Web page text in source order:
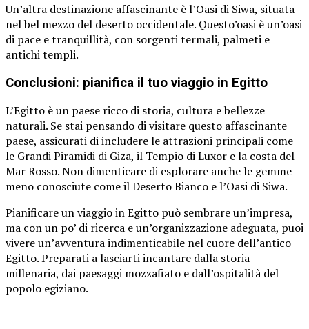
Un’altra destinazione affascinante è l’Oasi di Siwa, situata
nel bel mezzo del deserto occidentale. Questo’oasi è un’oasi
di pace e tranquillità, con sorgenti termali, palmeti e
antichi templi.
Conclusioni: pianifica il tuo viaggio in Egitto
L’Egitto è un paese ricco di storia, cultura e bellezze
naturali. Se stai pensando di visitare questo affascinante
paese, assicurati di includere le attrazioni principali come
le Grandi Piramidi di Giza, il Tempio di Luxor e la costa del
Mar Rosso. Non dimenticare di esplorare anche le gemme
meno conosciute come il Deserto Bianco e l’Oasi di Siwa.
Pianificare un viaggio in Egitto può sembrare un’impresa,
ma con un po’ di ricerca e un’organizzazione adeguata, puoi
vivere un’avventura indimenticabile nel cuore dell’antico
Egitto. Preparati a lasciarti incantare dalla storia
millenaria, dai paesaggi mozzafiato e dall’ospitalità del
popolo egiziano.